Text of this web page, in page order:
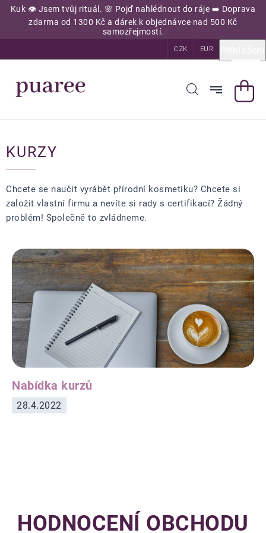
PřejítKuk 👁️ Jsem tvůj rituál. 🌸 Pojď nahlédnout do ráje ➡️ Doprava
zdarma od 1300 Kč a dárek k objednávce nad 500 Kč
samozřejmostí.
CZK EUR
KURZY
Chcete se naučit vyrábět přírodní kosmetiku? Chcete si
založit vlastní firmu a nevíte si rady s certifikací? Žádný
problém! Společně to zvládneme.
Výpis
článků
Nabídka kurzů
28.4.2022
HODNOCENÍ OBCHODU